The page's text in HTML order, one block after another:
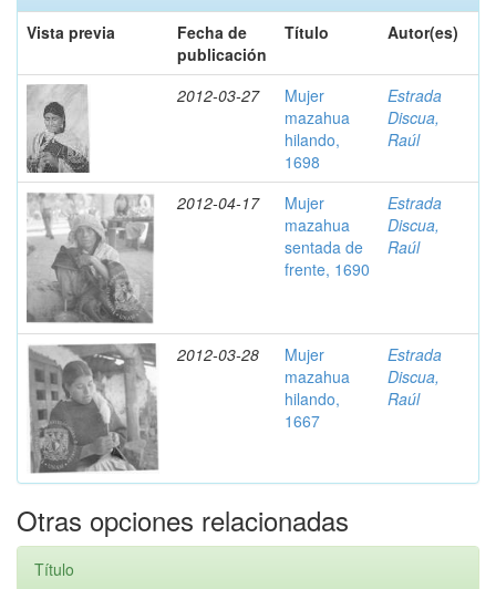
Vista previa
Fecha de
publicación
Título Autor(es)
2012-03-27
Mujer
mazahua
hilando,
1698
Estrada
Discua,
Raúl
2012-04-17
Mujer
mazahua
sentada de
frente, 1690
Estrada
Discua,
Raúl
2012-03-28
Mujer
mazahua
hilando,
1667
Estrada
Discua,
Raúl
Otras opciones relacionadas
Título